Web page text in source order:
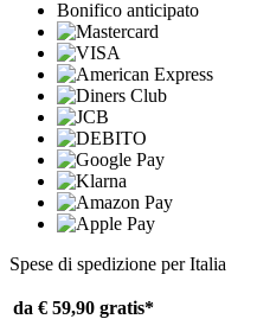
Bonifico anticipato
Spese di spedizione per Italia
da € 59,90 gratis*